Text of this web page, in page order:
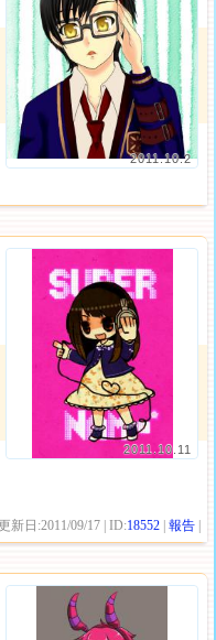
2011.10.2
2011.10.11
更新日:2011/09/17 | ID:18552 |報告